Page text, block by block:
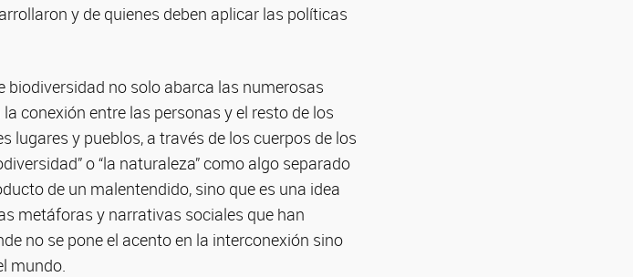
y de quienes deben aplicar las políticas
biodiversidad no solo abarca las numerosas
conexión entre las personas y el resto de los
lugares y pueblos, a través de los cuerpos de los
o “la naturaleza” como algo separado
de un malentendido, sino que es una idea
metáforas y narrativas sociales que han
no se pone el acento en la interconexión sino
mundo.